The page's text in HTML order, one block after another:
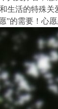
生活的特殊关
”的需要！心愿